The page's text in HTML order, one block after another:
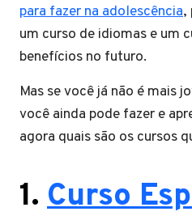
para fazer na adolescência,
um curso de idiomas e um
benefícios no futuro.
Mas se você já não é mais
você ainda pode fazer e
agora quais são os cursos
1. Curso